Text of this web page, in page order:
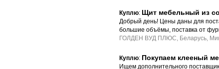
Куплю: Щит мебельный из
Добрый день! Цены даны для
большие объёмы, поставка от
ГОЛДЕН ВУД ПЛЮС, Беларусь,
Куплю: Покупаем клееный
Ищем дополнительного